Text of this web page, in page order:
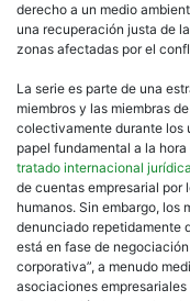
derecho a un medio
una recuperación justa de
zonas afectadas por el
La serie es parte de una
miembros y las miembras
colectivamente durante los
papel fundamental a la
tratado internacional
de cuentas empresarial por
humanos. Sin embargo, los
denunciado repetidamente
está en fase de
corporativa”, a menudo
asociaciones